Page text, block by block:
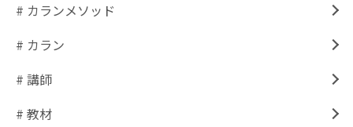
# カランメソッド
# カラン
# 講師
# 教材